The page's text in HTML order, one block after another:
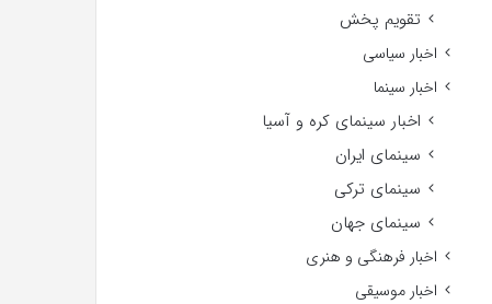
تقویم پخش
اخبار سیاسی
اخبار سینما
اخبار سینمای کره و آسیا
سینمای ایران
سینمای ترکی
سینمای جهان
اخبار فرهنگی و هنری
اخبار موسیقی